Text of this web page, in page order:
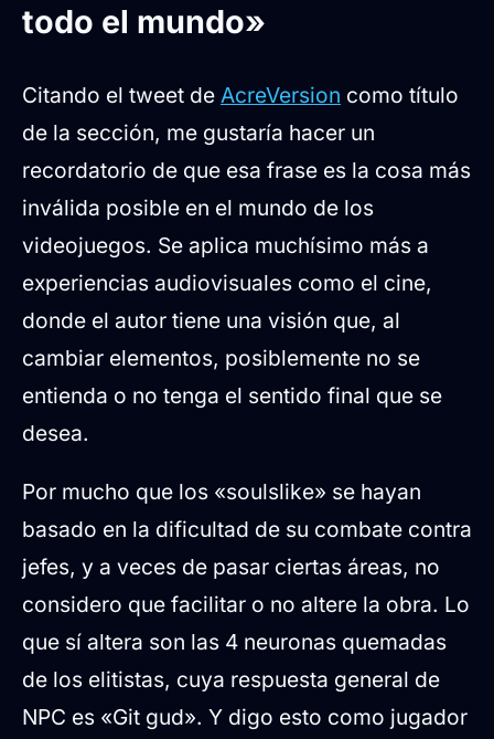
todo el mundo»
Citando el tweet de AcreVersion como título
de la sección, me gustaría hacer un
recordatorio de que esa frase es la cosa más
inválida posible en el mundo de los
videojuegos. Se aplica muchísimo más a
experiencias audiovisuales como el cine,
donde el autor tiene una visión que, al
cambiar elementos, posiblemente no se
entienda o no tenga el sentido final que se
desea.
Por mucho que los «soulslike» se hayan
basado en la dificultad de su combate contra
jefes, y a veces de pasar ciertas áreas, no
considero que facilitar o no altere la obra. Lo
que sí altera son las 4 neuronas quemadas
de los elitistas, cuya respuesta general de
NPC es «Git gud». Y digo esto como jugador